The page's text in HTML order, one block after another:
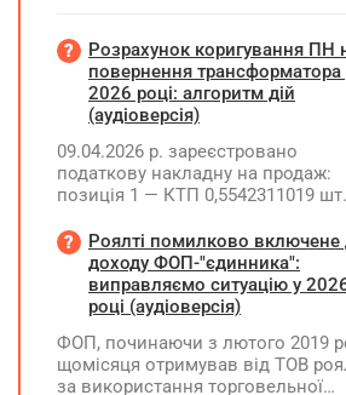
Розрахунок коригування ПН
повернення трансформатора
2026 році: алгоритм дій
(аудіоверсія)
09.04.2026 р. зареєстровано
податкову накладну на продаж:
позиція 1 — КТП 0,5542311019 шт
41443,83); позиція 2 —
трансформатор 1 шт (ціна
сума 201130,20, ПДВ 40226,04).
25.06.2026 р. покупець повернув
скласти розрахунок
Роялті помилково включене
доходу ФОП-"єдинника":
виправляємо ситуацію у
році (аудіоверсія)
ФОП, починаючи з лютого 2019
щомісяця отримував від ТОВ
за використання торговельної